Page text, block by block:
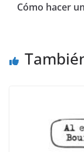
Cómo hacer